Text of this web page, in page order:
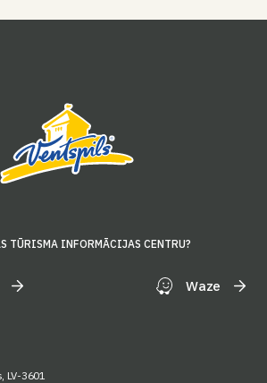
TŪRISMA INFORMĀCIJAS CENTRU?
Waze
LV-3601